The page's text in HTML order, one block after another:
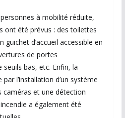
à mobilité réduite,
ont été prévus : des toilettes
guichet d’accueil accessible en
de portes
bas, etc. Enfin, la
l’installation d’un système
caméras et une détection
a également été